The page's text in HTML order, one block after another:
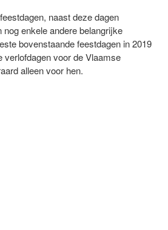
naast deze dagen
enkele andere belangrijke
bovenstaande feestdagen in 2019
verlofdagen voor de Vlaamse
alleen voor hen.